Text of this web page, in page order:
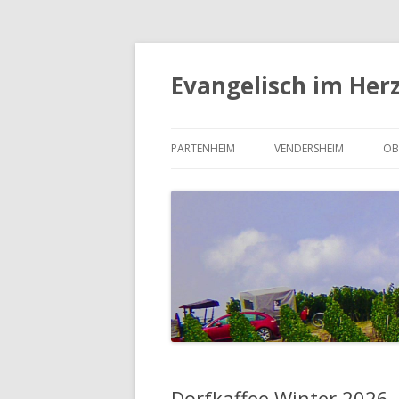
Evangelisch im
PARTENHEIM
DER KIRCHENVORSTAND
VENDERSHEIM
DER KIRCHENVORSTAND
VENDERSHEIM
UNSERE KIRCHE IN